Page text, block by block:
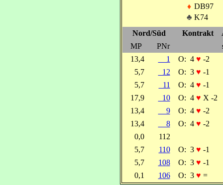
♦ DB97
♣ K74
Nord/Süd
Kontrakt
MP
PNr
13,4
1 O: 4 ♥ -2
5,7
12 O: 3 ♥ -1
5,7
11 O: 4 ♥ -1
17,9
10 O: 4 ♥ X -2
13,4
9 O: 4 ♥ -2
13,4
8 O: 4 ♥ -2
0,0
112
5,7
110 O: 3 ♥ -1
5,7
108 O: 3 ♥ -1
0,1
106 O: 3 ♥ =